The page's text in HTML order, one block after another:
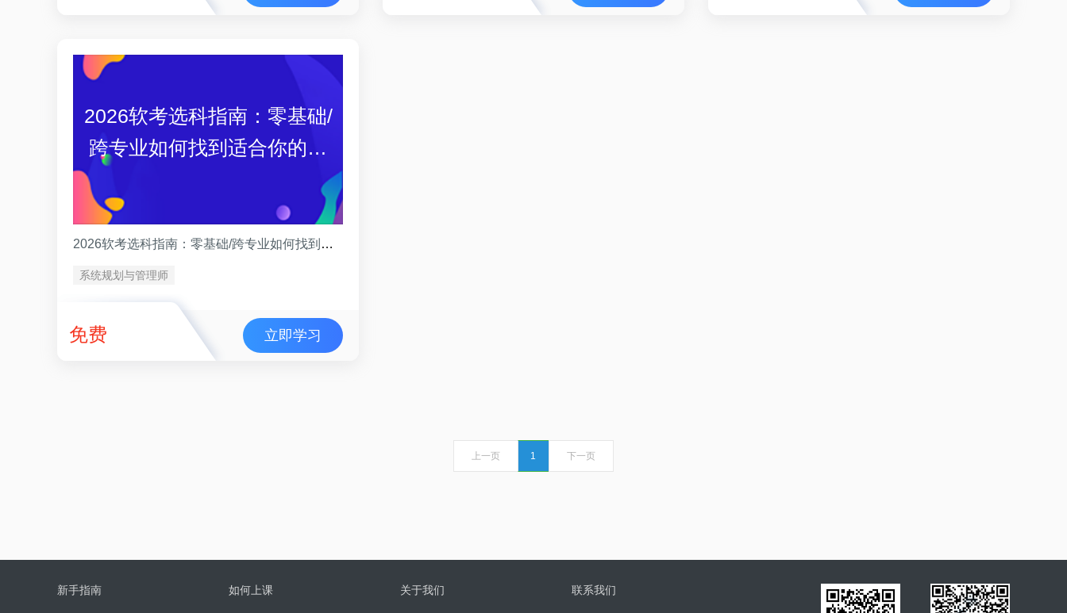
2026软考选科指南：零基础/
跨专业如何找到适合你的科
2026软考选科指南：零基础/跨专业如何找到适合你的科目
系统规划与管理师
免费 立即学习
上一页 1 下一页
新手指南 如何上课 关于我们 联系我们